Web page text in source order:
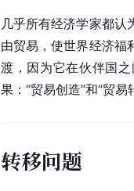
几乎所有经济学家都
由贸易，使世界经济福
渡，因为它在伙伴国
果：“贸易创造”和“贸易
转移问题